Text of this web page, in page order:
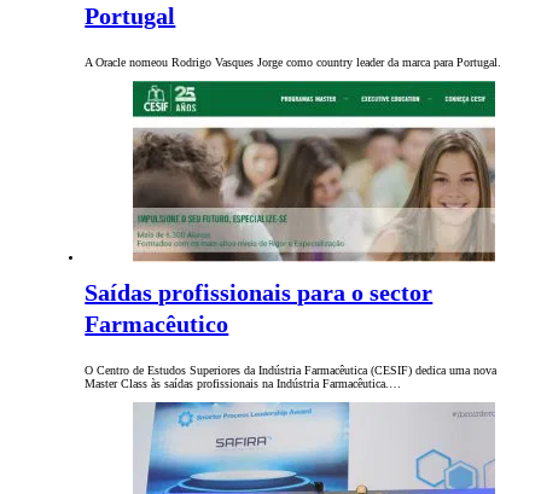
Portugal
A Oracle nomeou Rodrigo Vasques Jorge como country leader da marca para Portugal.
Saídas profissionais para o sector
Farmacêutico
O Centro de Estudos Superiores da Indústria Farmacêutica (CESIF) dedica uma nova
Master Class às saídas profissionais na Indústria Farmacêutica.…